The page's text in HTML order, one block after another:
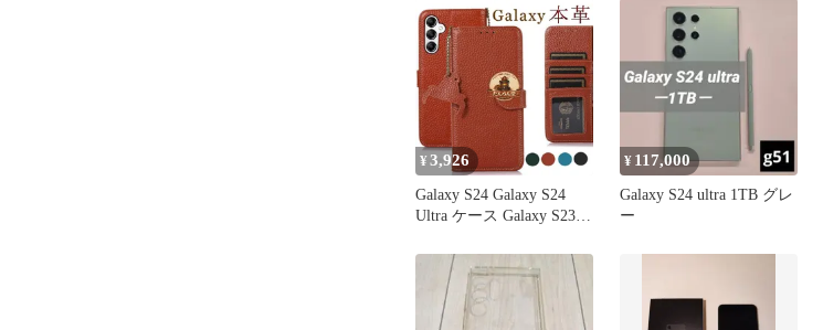
スフィルム ギャラクシー
指紋認証対応
シー エス23 ケース ミラ
ー付き 化粧鏡面 Galaxy
A54 5G ケー
¥3,926
Galaxy S24 Galaxy S24
Ultra ケース Galaxy S23
5G Galaxy S23 ケース 本
革ケース 牛革 Galaxy S22
Ultra Galaxy S22 カード収
納 Gala
¥ 117,000
Galaxy S24 ultra 1TB グレ
ー